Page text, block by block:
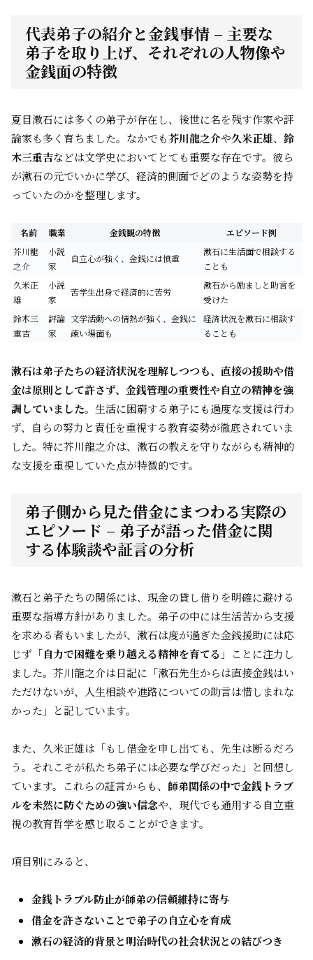
代表弟子の紹介と金銭事情 – 主要な
弟子を取り上げ、それぞれの人物像や
金銭面の特徴
夏目漱石には多くの弟子が存在し、後世に名を残す作家や評
論家も多く育ちました。なかでも芥川龍之介や久米正雄、 鈴
木三重吉などは文学史においてとても重要な存在です。彼ら
が漱石の元でいかに学び、経済的側面でどのような姿勢を持
っていたのかを整理します。
名前 職業 金銭観の特徴
エピソード例
芥川龍
之介
小説
家
自立心が強く、金銭には慎重
漱石に生活面で相談する
ことも
久米正
雄
小説
家
苦学生出身で経済的に苦労
漱石から励ましと助言を
受けた
鈴木三
重吉
評論
家
文学活動への情熱が強く、金銭に
疎い場面も
経済状況を漱石に相談す
ることも
漱石は弟子たちの経済状況を理解しつつも、直接の援助や借
金は原則として許さず、金銭管理の重要性や自立の精神を強
調していました。 生活に困窮する弟子にも過度な支援は行わ
ず、自らの努力と責任を重視する教育姿勢が徹底されていま
した。特に芥川龍之介は、漱石の教えを守りながらも精神的
な支援を重視していた点が特徴的です。
弟子側から見た借金にまつわる実際の
エピソード – 弟子が語った借金に関
する体験談や証言の分析
漱石と弟子たちの関係には、現金の貸し借りを明確に避ける
重要な指導方針がありました。弟子の中には生活苦から支援
を求める者もいましたが、漱石は度が過ぎた金銭援助には応
じず「自力で困難を乗り越える精神を育てる 」ことに注力し
ました。芥川龍之介は日記に「漱石先生からは直接金銭はい
ただけないが、人生相談や進路についての助言は惜しまれな
かった」と記しています。
また、久米正雄は「もし借金を申し出ても、先生は断るだろ
う。それこそが私たち弟子には必要な学びだった」と回想し
ています。これらの証言からも、 師弟関係の中で金銭トラブ
ルを未然に防ぐための強い信念や、現代でも通用する自立重
視の教育哲学を感じ取ることができます。
項目別にみると、
金銭トラブル防止が師弟の信頼維持に寄与
借金を許さないことで弟子の自立心を育成
漱石の経済的背景と明治時代の社会状況との結びつき